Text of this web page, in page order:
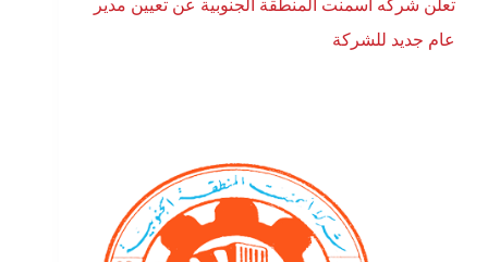
تعلن شركه أسمنت المنطقة الجنوبية عن تعيين مدير
عام جديد للشركة